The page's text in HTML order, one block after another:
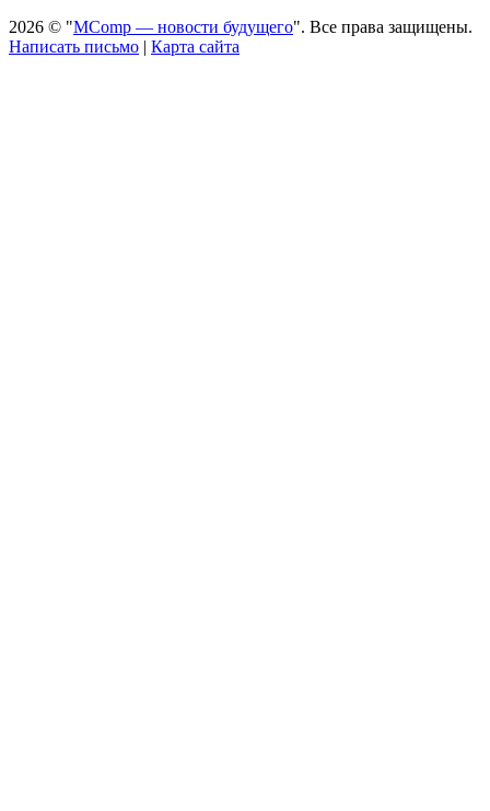
2026 © "MComp — новости будущего". Все права защищены.
Написать письмо | Карта сайта